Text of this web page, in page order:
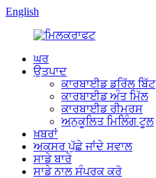
English
ਘਰ
ਉਤਪਾਦ
ਕਾਰਬਾਈਡ ਡਰਿੱਲ ਬਿੱਟ
ਕਾਰਬਾਈਡ ਅੰਤ ਮਿੱਲ
ਕਾਰਬਾਈਡ ਰੀਮਰਸ
ਅਨੁਕੂਲਿਤ ਮਿਲਿੰਗ ਟੂਲ
ਖ਼ਬਰਾਂ
ਅਕਸਰ ਪੁੱਛੇ ਜਾਂਦੇ ਸਵਾਲ
ਸਾਡੇ ਬਾਰੇ
ਸਾਡੇ ਨਾਲ ਸੰਪਰਕ ਕਰੋ